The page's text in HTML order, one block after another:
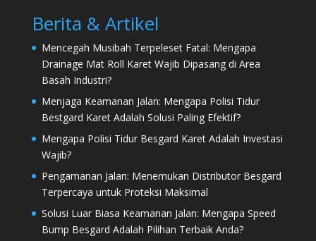
Berita & Artikel
Mencegah Musibah Terpeleset Fatal: Mengapa
Drainage Mat Roll Karet Wajib Dipasang di Area
Basah Industri?
Menjaga Keamanan Jalan: Mengapa Polisi Tidur
Bestgard Karet Adalah Solusi Paling Efektif?
Mengapa Polisi Tidur Besgard Karet Adalah Investasi
Wajib?
Pengamanan Jalan: Menemukan Distributor Besgard
Terpercaya untuk Proteksi Maksimal
Solusi Luar Biasa Keamanan Jalan: Mengapa Speed
Bump Besgard Adalah Pilihan Terbaik Anda?